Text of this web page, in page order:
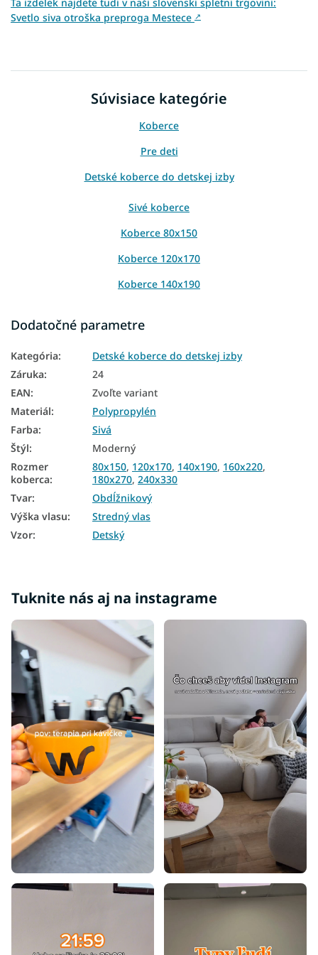
Svetlo siva otroška preproga Mestece ↗
Súvisiace kategórie
Koberce
Pre deti
Detské koberce do detskej izby
Sivé koberce
Koberce 80x150
Koberce 120x170
Koberce 140x190
Koberce 200x290
Koberce 240x330
Dodatočné parametre
Kategória:
Detské koberce do detskej izby
Záruka:
24
EAN:
Zvoľte variant
Materiál:
Polypropylén
Farba:
Sivá
Štýl:
Moderný
Rozmer
koberca:
80x150, 120x170, 140x190, 160x220,
180x270, 240x330
Tvar:
Obdĺžnikový
Výška vlasu:
Stredný vlas
Vzor: Detský
Tuknite nás aj na instagrame